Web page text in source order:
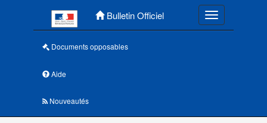
Bulletin Officiel Toggle
Documents opposables
Aide
Nouveautés